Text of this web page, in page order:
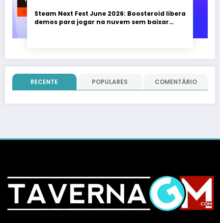
Steam Next Fest June 2026: Boosteroid libera
demos para jogar na nuvem sem baixar
RECENTE POPULARES COMENTÁRIO